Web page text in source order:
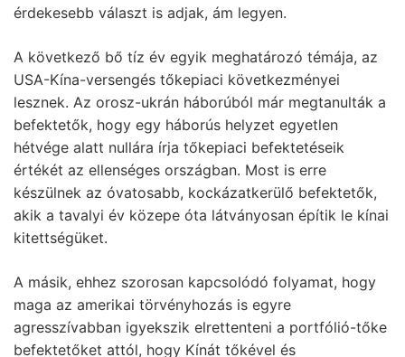
érdekesebb választ is adjak, ám legyen.
A következő bő tíz év egyik meghatározó témája, az
USA-Kína-versengés tőkepiaci következményei
lesznek. Az orosz-ukrán háborúból már megtanulták a
befektetők, hogy egy háborús helyzet egyetlen
hétvége alatt nullára írja tőkepiaci befektetéseik
értékét az ellenséges országban. Most is erre
készülnek az óvatosabb, kockázatkerülő befektetők,
akik a tavalyi év közepe óta látványosan építik le kínai
kitettségüket.
A másik, ehhez szorosan kapcsolódó folyamat, hogy
maga az amerikai törvényhozás is egyre
agresszívabban igyekszik elrettenteni a portfólió-tőke
befektetőket attól, hogy Kínát tőkével és